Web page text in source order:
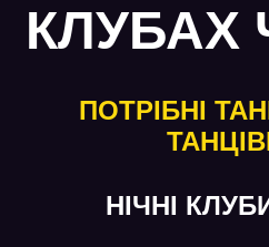
КЛУБАХ
ПОТРІБНІ
НІЧНІ